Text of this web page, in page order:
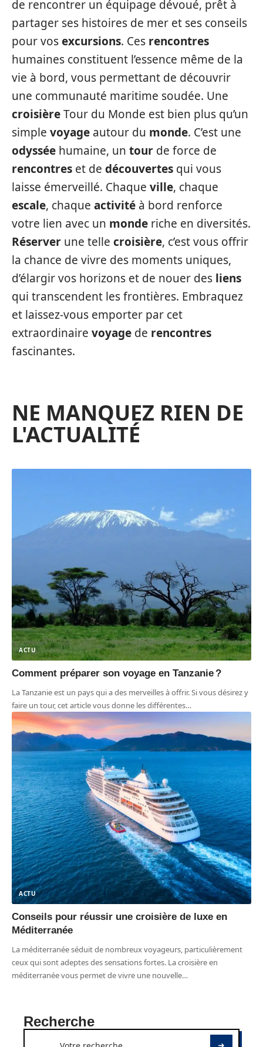
de rencontrer un équipage dévoué, prêt à
partager ses histoires de mer et ses conseils
pour vosexcursions. Ces rencontres
humaines constituent l’essence même de la
vie à bord, vous permettant de découvrir
une communauté maritime soudée. Une
croisièreTour du Monde est bien plus qu’un
simple voyage autour du monde. C’est une
odyssée humaine, un tour de force de
rencontres et de découvertes qui vous
laisse émerveillé. Chaque ville, chaque
escale, chaque activité à bord renforce
votre lien avec un monde riche en diversités.
Réserver une telle croisière, c’est vous offrir
la chance de vivre des moments uniques,
d’élargir vos horizons et de nouer des liens
qui transcendent les frontières. Embraquez
et laissez-vous emporter par cet
extraordinaire voyage de rencontres
fascinantes.
NE MANQUEZ RIEN DE
L'ACTUALITÉ
ACTU
Comment préparer son voyage en Tanzanie ?
La Tanzanie est un pays qui a des merveilles à offrir. Si vous désirez y
faire un tour, cet article vous donne les différentes…
ACTU
Conseils pour réussir une croisière de luxe en
Méditerranée
La méditerranée séduit de nombreux voyageurs, particulièrement
ceux qui sont adeptes des sensations fortes. La croisière en
méditerranée vous permet de vivre une nouvelle…
Recherche